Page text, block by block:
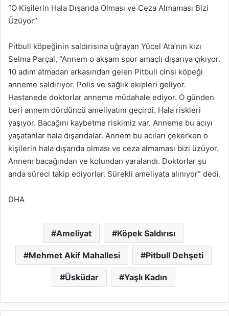
“O Kişilerin Hala Dışarıda Olması ve Ceza Almaması Bizi
Üzüyor”
Pitbull köpeğinin saldırısına uğrayan Yücel Ata’nın kızı
Selma Parçal, “Annem o akşam spor amaçlı dışarıya çıkıyor.
10 adım atmadan arkasından gelen Pitbull cinsi köpeği
anneme saldırıyor. Polis ve sağlık ekipleri geliyor.
Hastanede doktorlar anneme müdahale ediyor. O günden
beri annem dördüncü ameliyatını geçirdi. Hala riskleri
yaşıyor. Bacağını kaybetme riskimiz var. Anneme bu acıyı
yaşatanlar hala dışarıdalar. Annem bu acıları çekerken o
kişilerin hala dışarıda olması ve ceza almaması bizi üzüyor.
Annem bacağından ve kolundan yaralandı. Doktorlar şu
anda süreci takip ediyorlar. Sürekli ameliyata alınıyor” dedi.
DHA
Ameliyat Köpek Saldırısı
Mehmet Akif Mahallesi Pitbull Dehşeti
Üsküdar Yaşlı Kadın